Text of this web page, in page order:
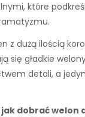
które
z dużą ilością
się gładkie
detali, a
jak dobrać welon